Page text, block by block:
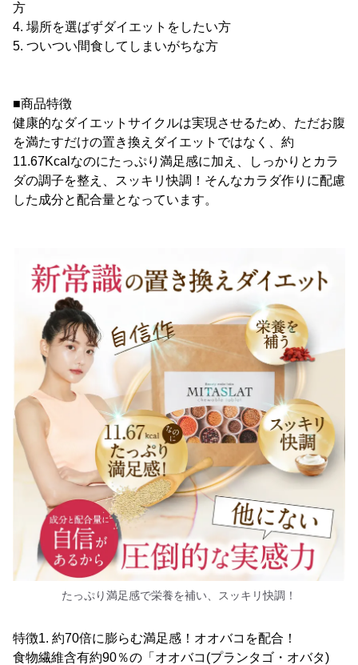
方
4. 場所を選ばずダイエットをしたい方
5. ついつい間食してしまいがちな方
■商品特徴
健康的なダイエットサイクルは実現させるため、ただお腹
を満たすだけの置き換えダイエットではなく、約
11.67Kcalなのにたっぷり満足感に加え、しっかりとカラ
ダの調子を整え、スッキリ快調！そんなカラダ作りに配慮
した成分と配合量となっています。
たっぷり満足感で栄養を補い、スッキリ快調！
特徴1. 約70倍に膨らむ満足感！オオバコを配合！
食物繊維含有約90％の「オオバコ(プランタゴ・オバタ)